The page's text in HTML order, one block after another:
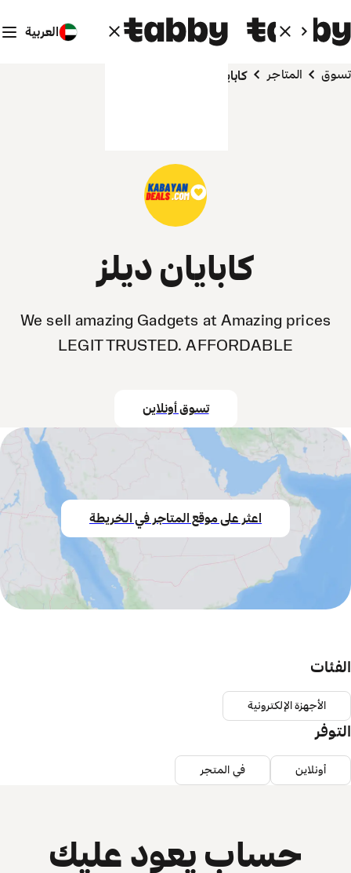
العربية
تسوق المتاجر كابايان ديلز
كابايان ديلز
We sell amazing Gadgets at Amazing prices
LEGIT TRUSTED. AFFORDABLE
تسوق أونلاين
اعثر على موقع المتاجر في الخريطة
الفئات
الأجهزة الإلكترونية
التوفر
أونلاين في المتجر
حساب يعود عليك